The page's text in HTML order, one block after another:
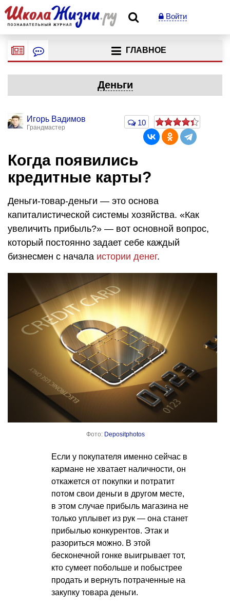
Войти
ГЛАВНОЕ
Деньги
Игорь Вадимов
Грандмастер
10
Когда появились
кредитные карты?
Деньги-товар-деньги — это основа
капиталистической системы хозяйства. «Как
увеличить прибыль?» — вот основной вопрос,
который постоянно задает себе каждый
бизнесмен с начала истории денег.
Фото: Depositphotos
Если у покупателя именно сейчас в
кармане не хватает наличности, он
откажется от покупки и потратит
потом свои деньги в другом месте,
в этом случае прибыль магазина не
только уплывет из рук — она станет
прибылью конкурентов. Этак и
разориться можно. В этой
бесконечной гонке выигрывает тот,
кто сумеет побольше и побыстрее
продать и вернуть потраченные на
закупку товара деньги.